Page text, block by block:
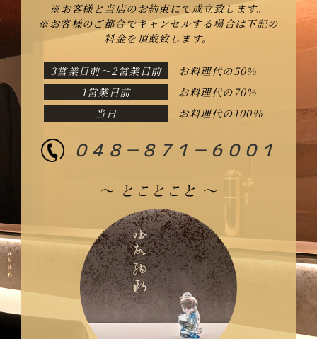
※お客様と当店のお約束にて成立致します。
※お客様のご都合でキャンセルする場合は下記の
料金を頂戴致します。
3営業日前〜2営業日前
お料理代の50%
1営業日前
お料理代の70%
当日
お料理代の100%
０４８－８７１－６００１
〜 とことこと 〜